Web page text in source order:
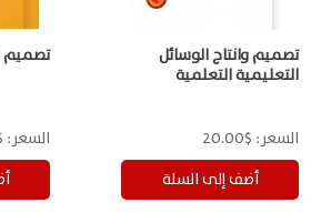
تصميم وانتاج الوسائل
التعليمية التعلمية
السعر: $20.00
تصميم
السعر: